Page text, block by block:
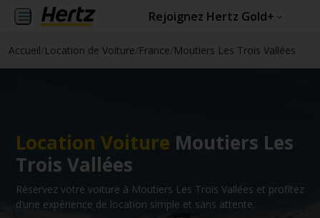
Rejoignez Hertz Gold+
Accueil Location de Voiture France Moutiers Les Trois Vallées
Location Voiture Moutiers Les
Trois Vallées
Réservez votre voiture à Moutiers Les Trois Vallées et profitez
d’une expérience de location simple et sans attente.